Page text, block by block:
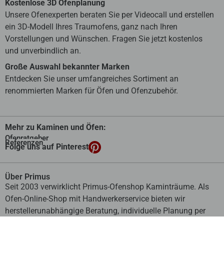
Kostenlose 3D Ofenplanung
Unsere Ofenexperten beraten Sie per Videocall und erstellen
ein 3D-Modell Ihres Traumofens, ganz nach Ihren
Vorstellungen und Wünschen. Fragen Sie jetzt kostenlos
und unverbindlich an.
Große Auswahl bekannter Marken
Entdecken Sie unser umfangreiches Sortiment an
renommierten Marken für Öfen und Ofenzubehör.
Mehr zu Kaminen und Öfen:
Ofenratgeber
Referenzen
Folge uns auf Pinterest
Über Primus
Seit 2003 verwirklicht Primus-Ofenshop Kaminträume. Als
Ofen-Online-Shop mit Handwerkerservice bieten wir
herstellerunabhängige Beratung, individuelle Planung per